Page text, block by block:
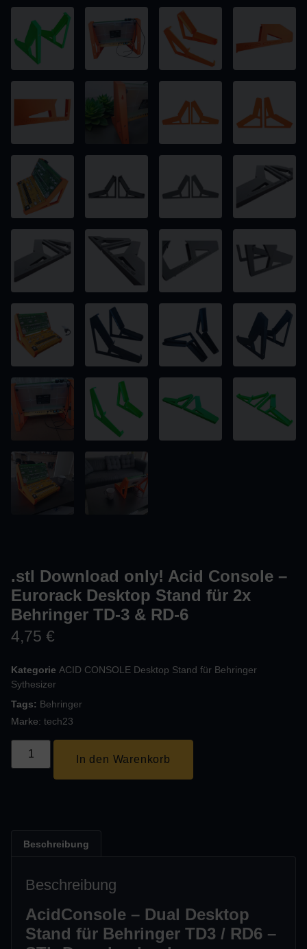
.stl Download only! Acid Console –
Eurorack Desktop Stand für 2x
Behringer TD-3 & RD-6
4,75 €
Kategorie ACID CONSOLE Desktop Stand für Behringer
Sythesizer
Tags: Behringer
Marke: tech23
In den Warenkorb
Beschreibung
Beschreibung
AcidConsole – Dual Desktop
Stand für Behringer TD3 / RD6 –